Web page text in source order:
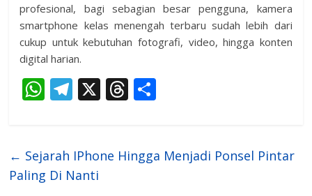
profesional, bagi sebagian besar pengguna, kamera
smartphone kelas menengah terbaru sudah lebih dari
cukup untuk kebutuhan fotografi, video, hingga konten
digital harian.
W
s
A
T
gr
a
X T
a e
← Sejarah IPhone Hingga Menjadi Ponsel Pintar
Paling Di Nanti